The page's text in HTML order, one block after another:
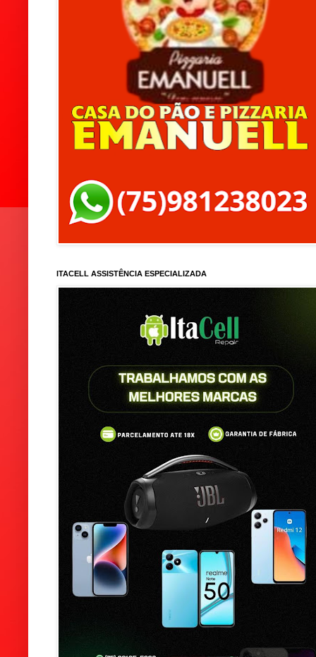
ITACELL ASSISTÊNCIA ESPECIALIZADA